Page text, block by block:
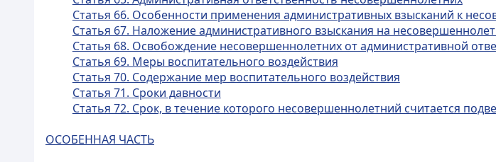
Статья 66. Особенности применения административных взысканий к
Статья 67. Наложение административного взыскания на
Статья 68. Освобождение несовершеннолетних от административной
Статья 69. Меры воспитательного воздействия
Статья 70. Содержание мер воспитательного воздействия
Статья 71. Сроки давности
Статья 72. Срок, в течение которого несовершеннолетний считается
ОСОБЕННАЯ ЧАСТЬ